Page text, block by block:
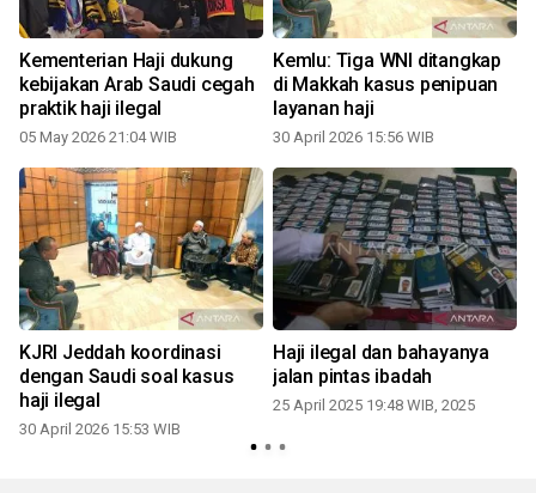
Kementerian Haji dukung
kebijakan Arab Saudi cegah
praktik haji ilegal
05 May 2026 21:04 WIB
Kemlu: Tiga WNI ditangkap
di Makkah kasus penipuan
layanan haji
30 April 2026 15:56 WIB
KJRI Jeddah koordinasi
dengan Saudi soal kasus
haji ilegal
30 April 2026 15:53 WIB
Haji ilegal dan bahayanya
jalan pintas ibadah
25 April 2025 19:48 WIB, 2025